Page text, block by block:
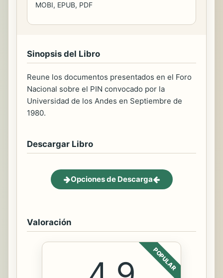
MOBI, EPUB, PDF
Sinopsis del Libro
Reune los documentos presentados en el Foro
Nacional sobre el PIN convocado por la
Universidad de los Andes en Septiembre de
1980.
Descargar Libro
Opciones de Descarga
Valoración
POPULAR